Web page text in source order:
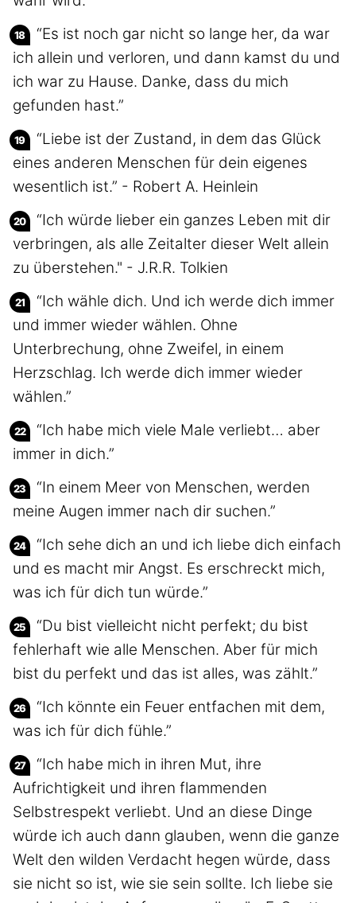
“Es ist noch gar nicht so lange her, da war
ich allein und verloren, und dann kamst du und
ich war zu Hause. Danke, dass du mich
gefunden hast.”
“Liebe ist der Zustand, in dem das Glück
eines anderen Menschen für dein eigenes
wesentlich ist.” - Robert A. Heinlein
“Ich würde lieber ein ganzes Leben mit dir
verbringen, als alle Zeitalter dieser Welt allein
zu überstehen." - J.R.R. Tolkien
“Ich wähle dich. Und ich werde dich immer
und immer wieder wählen. Ohne
Unterbrechung, ohne Zweifel, in einem
Herzschlag. Ich werde dich immer wieder
wählen.”
“Ich habe mich viele Male verliebt… aber
immer in dich.”
“In einem Meer von Menschen, werden
meine Augen immer nach dir suchen.”
“Ich sehe dich an und ich liebe dich einfach
und es macht mir Angst. Es erschreckt mich,
was ich für dich tun würde.”
“Du bist vielleicht nicht perfekt; du bist
fehlerhaft wie alle Menschen. Aber für mich
bist du perfekt und das ist alles, was zählt.”
“Ich könnte ein Feuer entfachen mit dem,
was ich für dich fühle.”
“Ich habe mich in ihren Mut, ihre
Aufrichtigkeit und ihren flammenden
Selbstrespekt verliebt. Und an diese Dinge
würde ich auch dann glauben, wenn die ganze
Welt den wilden Verdacht hegen würde, dass
sie nicht so ist, wie sie sein sollte. Ich liebe sie